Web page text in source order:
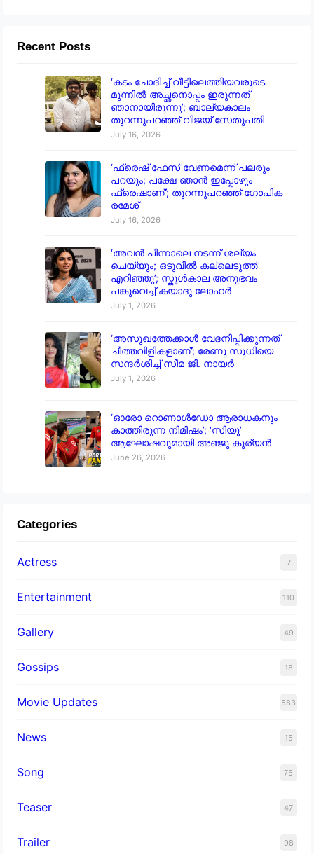
Recent Posts
‘കടം ചോദിച്ച് വീട്ടിലെത്തിയവരുടെ
മുന്നിൽ അച്ഛനൊപ്പം ഇരുന്നത്
ഞാനായിരുന്നു’; ബാല്യകാലം
തുറന്നുപറഞ്ഞ് വിജയ് സേതുപതി
July 16, 2026
‘ഫ്രെഷ് ഫേസ് വേണമെന്ന് പലരും
പറയും; പക്ഷേ ഞാൻ ഇപ്പോഴും
ഫ്രെഷാണ്’; തുറന്നുപറഞ്ഞ് ഗോപിക
രമേശ്
July 16, 2026
‘അവൻ പിന്നാലെ നടന്ന് ശല്യം
ചെയ്യും; ഒടുവിൽ കല്ലെടുത്ത്
എറിഞ്ഞു’; സ്കൂൾകാല അനുഭവം
പങ്കുവെച്ച് കയാദു ലോഹർ
July 1, 2026
‘അസുഖത്തേക്കാൾ വേദനിപ്പിക്കുന്നത്
ചീത്തവിളികളാണ്’; രേണു സുധിയെ
സന്ദർശിച്ച് സീമ ജി. നായർ
July 1, 2026
‘ഓരോ റൊണാൾഡോ ആരാധകനും
കാത്തിരുന്ന നിമിഷം’; ‘സിയൂ’
ആഘോഷവുമായി അഞ്ജു കുര്യൻ
June 26, 2026
Categories
Actress 7
Entertainment 110
Gallery 49
Gossips 18
Movie Updates 583
News 15
Song 75
Teaser 47
Trailer 98